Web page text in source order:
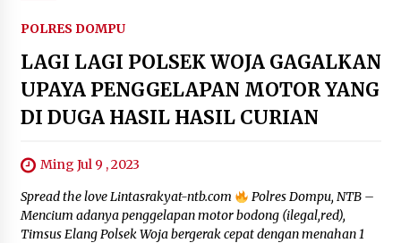
POLRES DOMPU
LAGI LAGI POLSEK WOJA GAGALKAN
UPAYA PENGGELAPAN MOTOR YANG
DI DUGA HASIL HASIL CURIAN
Ming Jul 9 , 2023
Spread the love Lintasrakyat-ntb.com
Polres Dompu, NTB –
Mencium adanya penggelapan motor bodong (ilegal,red),
Timsus Elang Polsek Woja bergerak cepat dengan menahan 1